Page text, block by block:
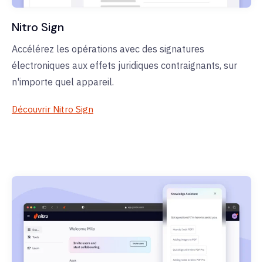
Nitro Sign
Accélérez les opérations avec des signatures
électroniques aux effets juridiques contraignants, sur
n'importe quel appareil.
Découvrir Nitro Sign